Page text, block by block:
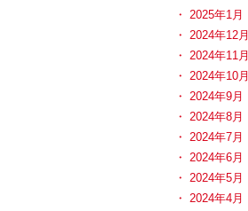
2025年1月
2024年12月
2024年11月
2024年10月
2024年9月
2024年8月
2024年7月
2024年6月
2024年5月
2024年4月